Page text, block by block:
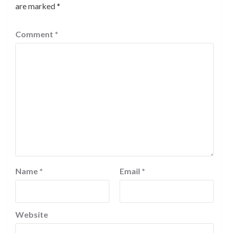
are marked*
Comment *
Name * Email *
Website